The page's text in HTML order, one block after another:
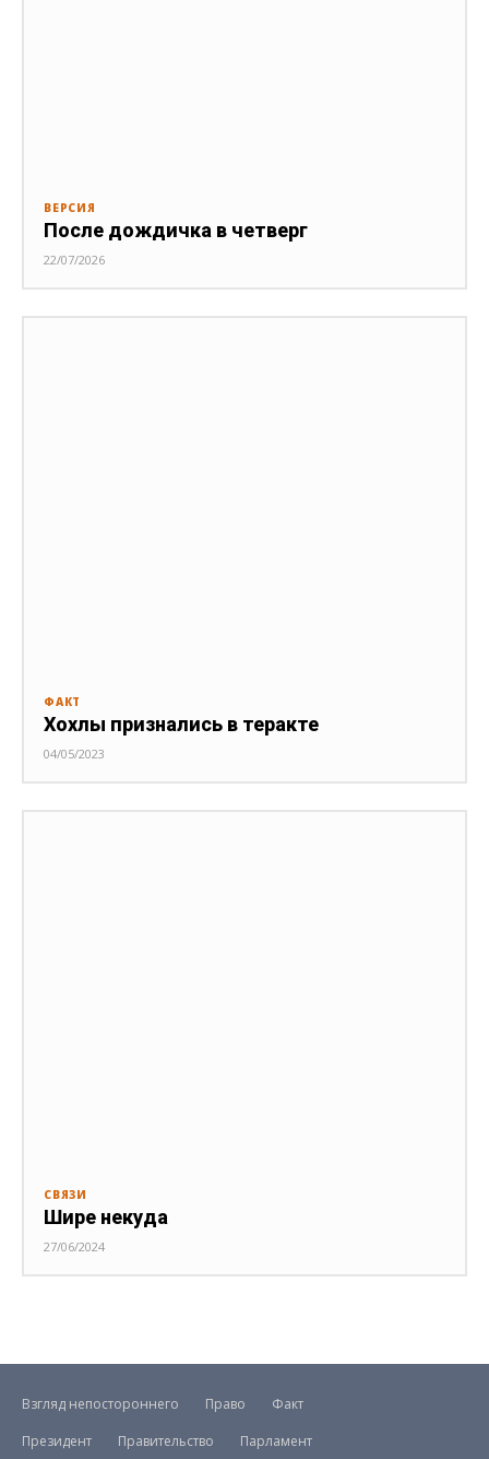
ВЕРСИЯ
После дождичка в четверг
22/07/2026
ФАКТ
Хохлы признались в теракте
04/05/2023
СВЯЗИ
Шире некуда
27/06/2024
Взгляд непостороннего Право
Факт
Президент
Правительство Парламент